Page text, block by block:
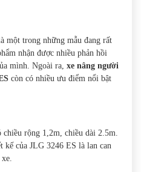
một trong những mẫu đang rất
nhận được nhiều phản hồi
mình. Ngoài ra, xe nâng người
còn có nhiều ưu điểm nổi bật
rộng 1,2m, chiều dài 2.5m.
của JLG 3246 ES là lan can
xe.